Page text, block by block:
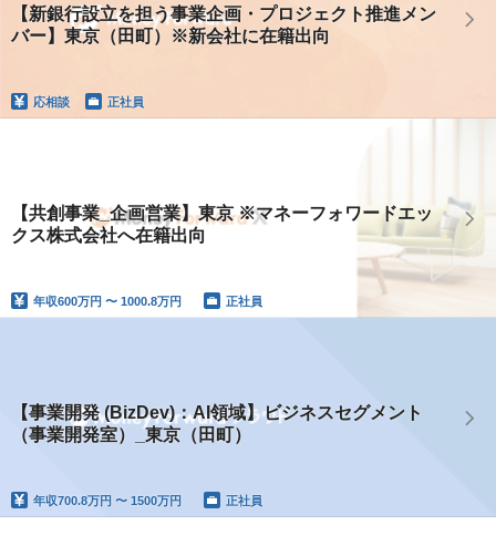
【新銀行設立を担う事業企画・プロジェクト推進メン
バー】東京（田町）※新会社に在籍出向
応相談 正社員
【共創事業_企画営業】東京 ※マネーフォワードエッ
クス株式会社へ在籍出向
年収600万円 〜 1000.8万円 正社員
【事業開発 (BizDev)：AI領域】ビジネスセグメント
（事業開発室）_東京（田町）
年収700.8万円 〜 1500万円 正社員